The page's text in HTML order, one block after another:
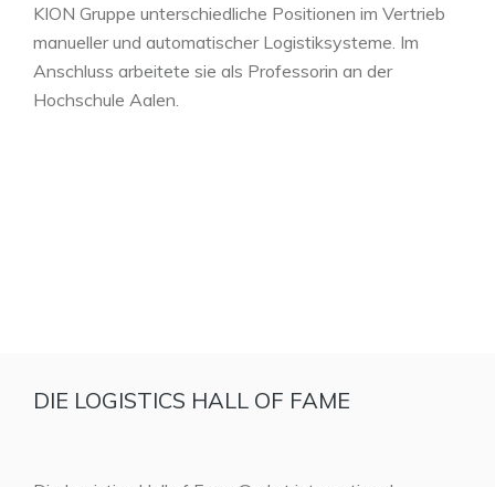
KION Gruppe unterschiedliche Positionen im Vertrieb
manueller und automatischer Logistiksysteme. Im
Anschluss arbeitete sie als Professorin an der
Hochschule Aalen.
DIE LOGISTICS HALL OF FAME